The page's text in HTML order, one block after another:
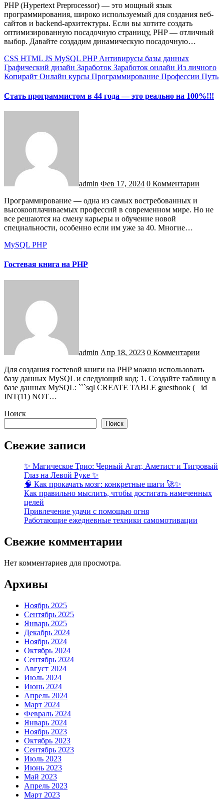
PHP (Hypertext Preprocessor) — это мощный язык
программирования, широко используемый для создания веб-
сайтов и backend-архитектуры. Если вы хотите создать
оптимизированную посадочную страницу, PHP — отличный
выбор. Давайте создадим динамическую посадочную…
CSS HTML JS MySQL PHP Антивирусы базы данных
Графический дизайн Заработок Заработок онлайн Из личного
Копирайт Онлайн курсы Программирование Профессии Путь
Cтать программистом в 44 года — это реально на 100%!!!
admin Фев 17, 2024 0 Комментарии
Программирование — одна из самых востребованных и
высокооплачиваемых профессий в современном мире. Но не
все решаются на смену карьеры и обучение новой
специальности, особенно если им уже за 40. Многие…
MySQL PHP
Гостевая книга на PHP
admin Апр 18, 2023 0 Комментарии
Для создания гостевой книги на PHP можно использовать
базу данных MySQL и следующий код: 1. Создайте таблицу в
базе данных MySQL: ```sql CREATE TABLE guestbook ( id
INT(11) NOT…
Поиск
Поиск
Свежие записи
✨ Магическое Трио: Черный Агат, Аметист и Тигровый
Глаз на Левой Руке ✨
🧠 Как прокачать мозг: конкретные шаги 🚀✨
Как правильно мыслить, чтобы достигать намеченных
целей
Привлечение удачи с помощью огня
Работающие ежедневные техники самомотивации
Свежие комментарии
Нет комментариев для просмотра.
Архивы
Ноябрь 2025
Сентябрь 2025
Январь 2025
Декабрь 2024
Ноябрь 2024
Октябрь 2024
Сентябрь 2024
Август 2024
Июль 2024
Июнь 2024
Апрель 2024
Март 2024
Февраль 2024
Январь 2024
Ноябрь 2023
Октябрь 2023
Сентябрь 2023
Июль 2023
Июнь 2023
Май 2023
Апрель 2023
Март 2023